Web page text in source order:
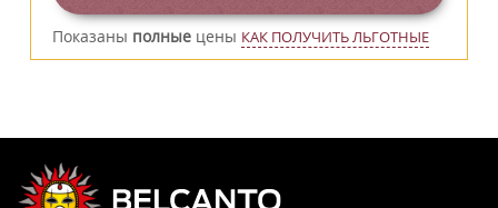
Показаны полные цены КАК ПОЛУЧИТЬ ЛЬГОТНЫЕ